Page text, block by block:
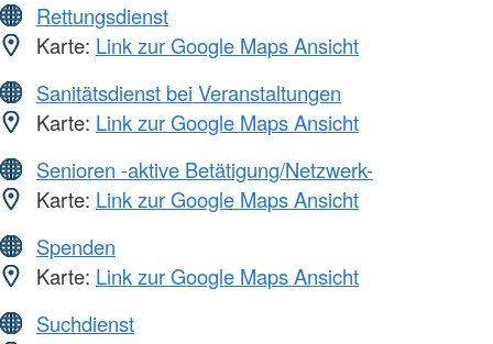
Rettungsdienst
Karte: Link zur Google Maps Ansicht
Sanitätsdienst bei Veranstaltungen
Karte: Link zur Google Maps Ansicht
Senioren -aktive Betätigung/Netzwerk-
Karte: Link zur Google Maps Ansicht
Spenden
Karte: Link zur Google Maps Ansicht
Suchdienst